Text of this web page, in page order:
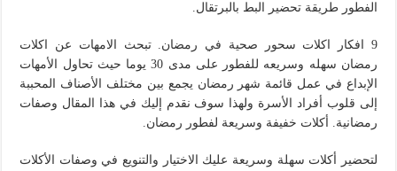
الفطور طريقة تحضير البط بالبرتقال.
9 افكار اكلات سحور صحية في رمضان. تبحث الامهات عن اكلات
رمضان سهله وسريعه للفطور على مدى 30 يوما حيث تحاول الأمهات
الإبداع في عمل قائمة شهر رمضان يجمع بين مختلف الأصناف المحببة
إلى قلوب أفراد الأسرة ولهذا سوف نقدم إليك في هذا المقال وصفات
رمضانية. أكلات خفيفة وسريعة لفطور رمضان.
لتحضير أكلات سهلة وسريعة عليك الاختيار والتنويع في وصفات الأكلات